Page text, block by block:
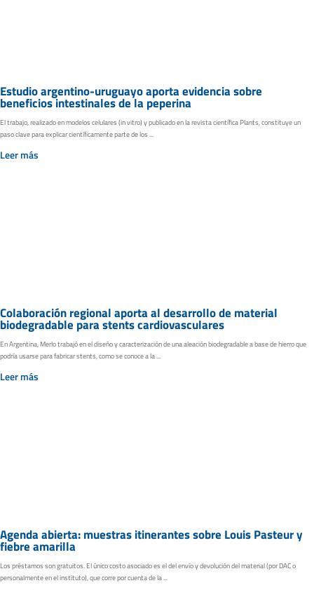
Estudio argentino-uruguayo aporta evidencia sobre
beneficios intestinales de la peperina
El trabajo, realizado en modelos celulares (in vitro) y publicado en la revista científica Plants, constituye un
paso clave para explicar científicamente parte de los ...
Leer más
Colaboración regional aporta al desarrollo de material
biodegradable para stents cardiovasculares
En Argentina, Merlo trabajó en el diseño y caracterización de una aleación biodegradable a base de hierro que
podría usarse para fabricar stents, como se conoce a la ...
Leer más
Agenda abierta: muestras itinerantes sobre Louis Pasteur y
fiebre amarilla
Los préstamos son gratuitos. El único costo asociado es el del envío y devolución del material (por DAC o
personalmente en el instituto), que corre por cuenta de la ...